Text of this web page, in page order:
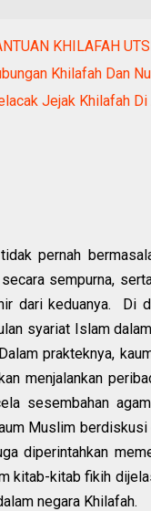
KHILAFAH
Khilafah Dan
Jejak Khilafah Di
pernah
sempurna,
dari keduanya. Di
syariat Islam
prakteknya,
menjalankan
sesembahan
Muslim
diperintahkan
kitab-kitab fikih
negara Khilafah.